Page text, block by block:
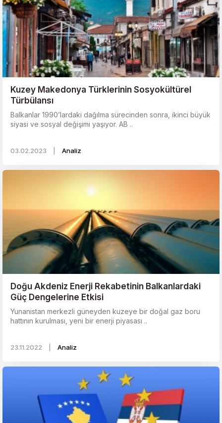
Kuzey Makedonya Türklerinin Sosyokültürel
Türbülansı
Balkanlar 1990’lardaki dağılma sürecinden sonra, ikinci büyük
siyasi ve sosyal değişimi yaşıyor. AB ..
03.02.2023 Analiz
Doğu Akdeniz Enerji Rekabetinin Balkanlardaki
Güç Dengelerine Etkisi
Yunanistan merkezli güneyden kuzeye bir doğal gaz boru
hattının kurulması, yeni bir enerji piyasası ..
23.11.2022 Analiz